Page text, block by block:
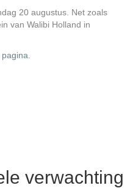
20 augustus. Net zoals
van Walibi Holland in
verwachting